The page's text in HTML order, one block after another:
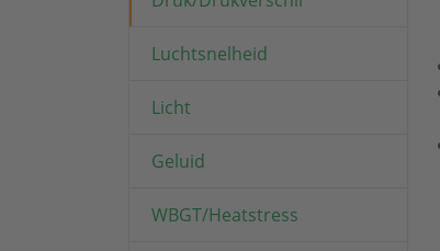
Luchtsnelheid
Licht
Geluid
WBGT/Heatstress